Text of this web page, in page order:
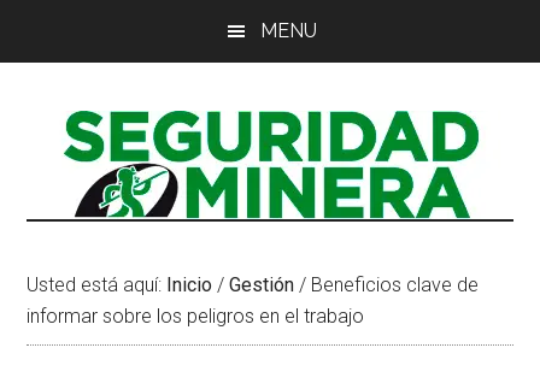
principal
MENU
Usted está aquí: Inicio / Gestión / Beneficios clave de
informar sobre los peligros en el trabajo